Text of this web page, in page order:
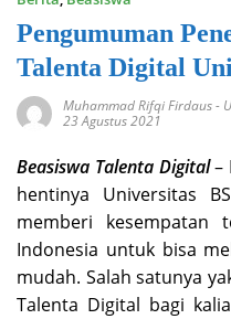
Pengumuman
Talenta Digital
Muhammad Rifqi Firdaus-
23 Agustus 2021
Beasiswa Talenta Digital–
hentinya Universitas
memberi kesempatan
Indonesia untuk bisa
mudah. Salah satunya
Talenta Digital bagi